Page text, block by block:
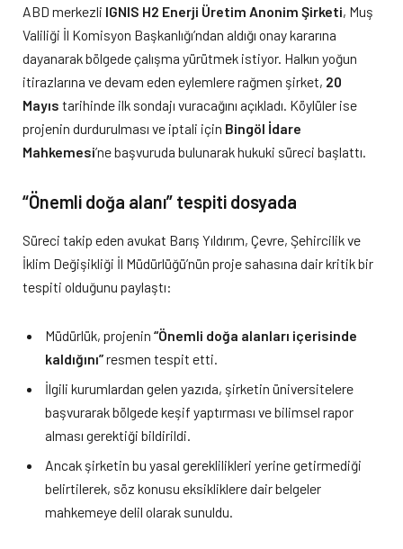
ABD merkezli IGNIS H2 Enerji Üretim Anonim Şirketi, Muş
Valiliği İl Komisyon Başkanlığı’ndan aldığı onay kararına
dayanarak bölgede çalışma yürütmek istiyor. Halkın yoğun
itirazlarına ve devam eden eylemlere rağmen şirket, 20
Mayıs tarihinde ilk sondajı vuracağını açıkladı. Köylüler ise
projenin durdurulması ve iptali için Bingöl İdare
Mahkemesi’ne başvuruda bulunarak hukuki süreci başlattı.
“Önemli doğa alanı” tespiti dosyada
Süreci takip eden avukat Barış Yıldırım, Çevre, Şehircilik ve
İklim Değişikliği İl Müdürlüğü’nün proje sahasına dair kritik bir
tespiti olduğunu paylaştı:
Müdürlük, projenin “Önemli doğa alanları içerisinde
kaldığını”resmen tespit etti.
İlgili kurumlardan gelen yazıda, şirketin üniversitelere
başvurarak bölgede keşif yaptırması ve bilimsel rapor
alması gerektiği bildirildi.
Ancak şirketin bu yasal gereklilikleri yerine getirmediği
belirtilerek, söz konusu eksikliklere dair belgeler
mahkemeye delil olarak sunuldu.